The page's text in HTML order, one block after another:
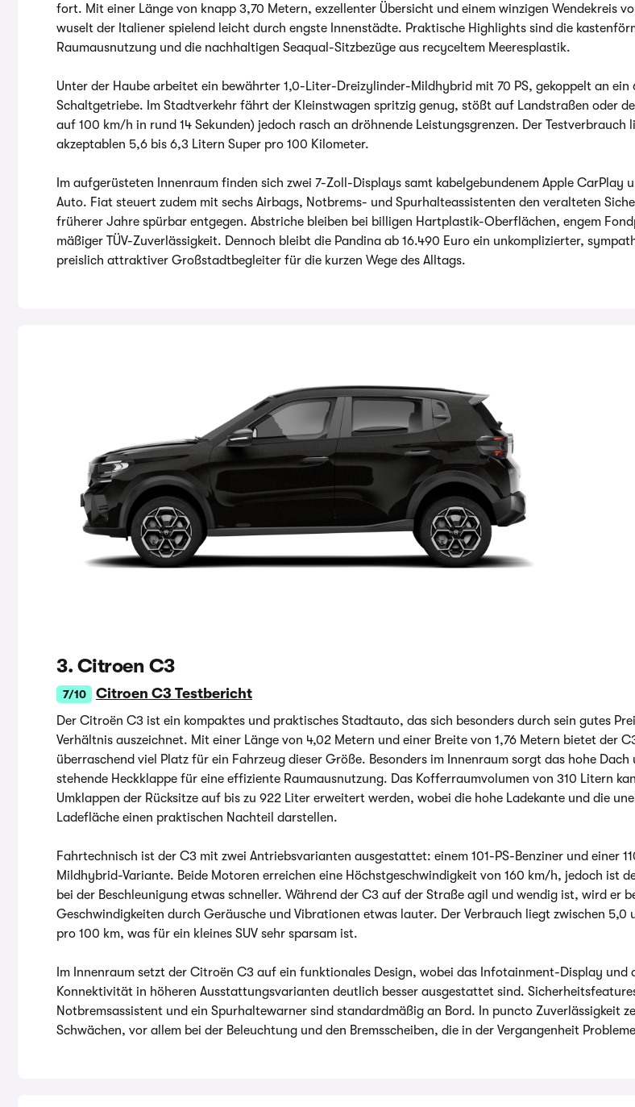
fort. Mit einer Länge von knapp 3,70 Metern, exzellenter Übersicht und einem winzigen Wendekreis
wuselt der Italiener spielend leicht durch engste Innenstädte. Praktische Highlights sind die
Raumausnutzung und die nachhaltigen Seaqual-Sitzbezüge aus recyceltem Meeresplastik.
Unter der Haube arbeitet ein bewährter 1,0-Liter-Dreizylinder-Mildhybrid mit 70 PS, gekoppelt an ein
Schaltgetriebe. Im Stadtverkehr fährt der Kleinstwagen spritzig genug, stößt auf Landstraßen oder
auf 100 km/h in rund 14 Sekunden) jedoch rasch an dröhnende Leistungsgrenzen. Der Testverbrauch
akzeptablen 5,6 bis 6,3 Litern Super pro 100 Kilometer.
Im aufgerüsteten Innenraum finden sich zwei 7-Zoll-Displays samt kabelgebundenem Apple CarPlay
Auto. Fiat steuert zudem mit sechs Airbags, Notbrems- und Spurhalteassistenten den veralteten
früherer Jahre spürbar entgegen. Abstriche bleiben bei billigen Hartplastik-Oberflächen, engem
mäßiger TÜV-Zuverlässigkeit. Dennoch bleibt die Pandina ab 16.490 Euro ein unkomplizierter,
preislich attraktiver Großstadtbegleiter für die kurzen Wege des Alltags.
3. Citroen C3
7/10 Citroen C3 Testbericht
Der Citroën C3 ist ein kompaktes und praktisches Stadtauto, das sich besonders durch sein gutes
Verhältnis auszeichnet. Mit einer Länge von 4,02 Metern und einer Breite von 1,76 Metern bietet der
überraschend viel Platz für ein Fahrzeug dieser Größe. Besonders im Innenraum sorgt das hohe Dach
stehende Heckklappe für eine effiziente Raumausnutzung. Das Kofferraumvolumen von 310 Litern
Umklappen der Rücksitze auf bis zu 922 Liter erweitert werden, wobei die hohe Ladekante und die
Ladefläche einen praktischen Nachteil darstellen.
Fahrtechnisch ist der C3 mit zwei Antriebsvarianten ausgestattet: einem 101-PS-Benziner und einer
Mildhybrid-Variante. Beide Motoren erreichen eine Höchstgeschwindigkeit von 160 km/h, jedoch ist
bei der Beschleunigung etwas schneller. Während der C3 auf der Straße agil und wendig ist, wird er
Geschwindigkeiten durch Geräusche und Vibrationen etwas lauter. Der Verbrauch liegt zwischen 5,0
pro 100 km, was für ein kleines SUV sehr sparsam ist.
Im Innenraum setzt der Citroën C3 auf ein funktionales Design, wobei das Infotainment-Display und
Konnektivität in höheren Ausstattungsvarianten deutlich besser ausgestattet sind.
Notbremsassistent und ein Spurhaltewarner sind standardmäßig an Bord. In puncto Zuverlässigkeit
Schwächen, vor allem bei der Beleuchtung und den Bremsscheiben, die in der Vergangenheit